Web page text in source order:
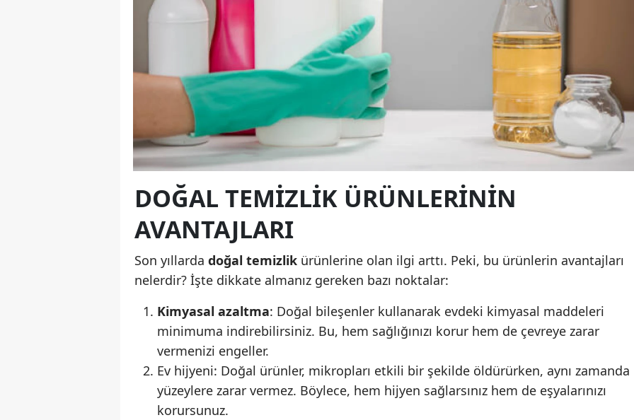
Diyarbakır
Elazığ
Erzincan
Eskişehir
Gaziantep
Giresun
Hakkari
DOĞAL TEMIZLIK ÜRÜNLERININ
AVANTAJLARI
Son yıllarda doğal temizlik ürünlerine olan ilgi arttı. Peki, bu ürünlerin avantajları
nelerdir? İşte dikkate almanız gereken bazı noktalar:
Kimyasal azaltma: Doğal bileşenler kullanarak evdeki kimyasal maddeleri
minimuma indirebilirsiniz. Bu, hem sağlığınızı korur hem de çevreye zarar
vermenizi engeller.
Ev hijyeni: Doğal ürünler, mikropları etkili bir şekilde öldürürken, aynı zamanda
yüzeylere zarar vermez. Böylece, hem hijyen sağlarsınız hem de eşyalarınızı
korursunuz.